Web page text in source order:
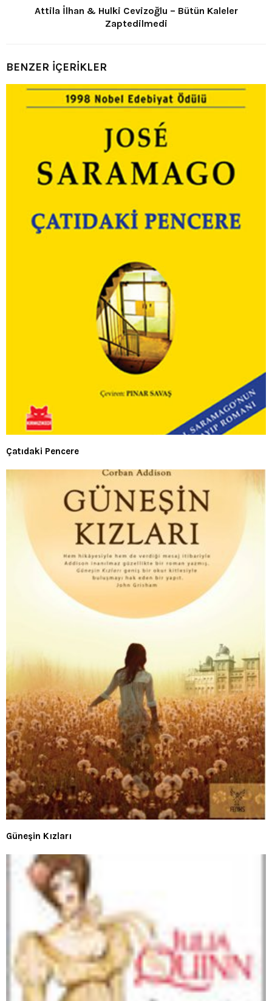
Attila İlhan & Hulki Cevizoğlu – Bütün Kaleler
Zaptedilmedi
BENZER İÇERİKLER
Çatıdaki Pencere
Güneşin Kızları